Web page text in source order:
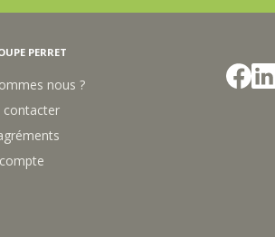
PERRET
nous ?
contacter